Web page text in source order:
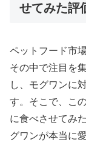
せてみた評
ペットフード市
その中で注目を
し、モグワンに
す。そこで、こ
に食べさせてみ
グワンが本当に